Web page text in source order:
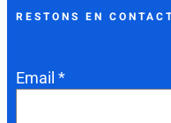
RESTONS EN
Email *